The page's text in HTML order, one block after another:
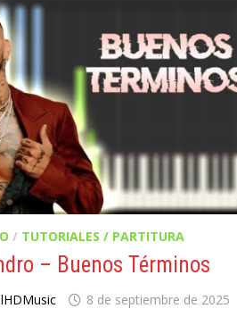
/ TUTORIALES / PARTITURA
– Buenos Términos
8 de septiembre de 2025